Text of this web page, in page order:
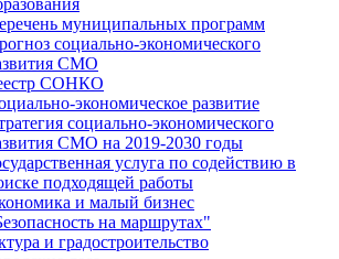
муниципальных программ
социально-экономического
СМО
СОНКО
экономическое развитие
социально-экономического
СМО на 2019-2030 годы
услуга по содействию в
подходящей работы
и малый бизнес
на маршрутах"
и градостроительство